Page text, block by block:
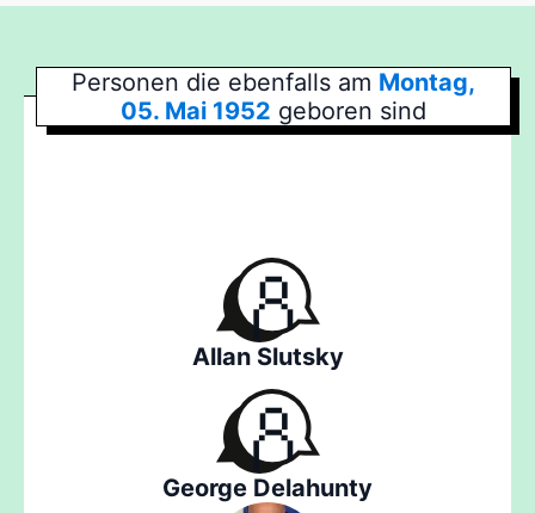
Personen die ebenfalls am Montag,
05. Mai 1952 geboren sind
Allan Slutsky
George Delahunty